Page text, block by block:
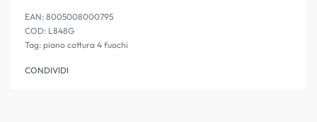
EAN: 8005008000795
L848G
Tag: piano cottura 4 fuochi
CONDIVIDI